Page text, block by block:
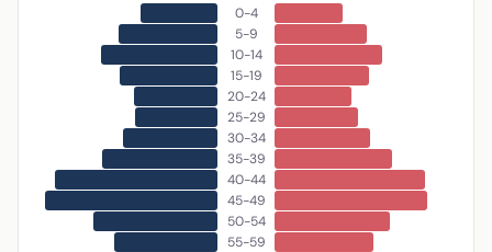
0-4
5-9
10-14
15-19
20-24
25-29
30-34
35-39
40-44
45-49
50-54
55-59